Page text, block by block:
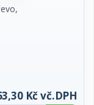
Kč vč.DPH